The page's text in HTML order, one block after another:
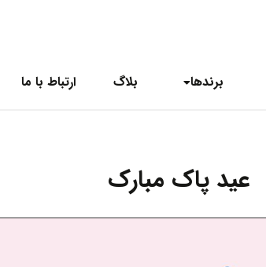
برندها بلاگ ارتباط با ما
عید پاک مبارک